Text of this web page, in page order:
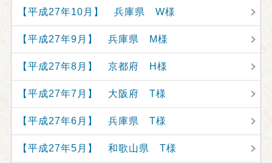
【平成27年10月】 兵庫県 W様
【平成27年9月】 兵庫県 M様
【平成27年8月】 京都府 H様
【平成27年7月】 大阪府 T様
【平成27年6月】 兵庫県 T様
【平成27年5月】 和歌山県 T様